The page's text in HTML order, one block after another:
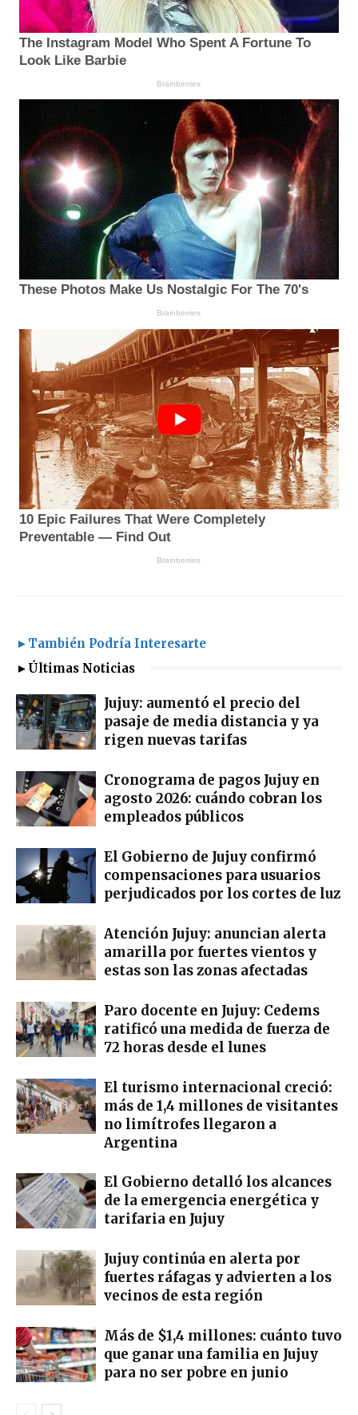
►También Podría Interesarte
►Últimas Noticias
Jujuy: aumentó el precio del
pasaje de media distancia y ya
rigen nuevas tarifas
Cronograma de pagos Jujuy en
agosto 2026: cuándo cobran los
empleados públicos
El Gobierno de Jujuy confirmó
compensaciones para usuarios
perjudicados por los cortes de luz
Atención Jujuy: anuncian alerta
amarilla por fuertes vientos y
estas son las zonas afectadas
Paro docente en Jujuy: Cedems
ratificó una medida de fuerza de
72 horas desde el lunes
El turismo internacional creció:
más de 1,4 millones de visitantes
no limítrofes llegaron a
Argentina
El Gobierno detalló los alcances
de la emergencia energética y
tarifaria en Jujuy
Jujuy continúa en alerta por
fuertes ráfagas y advierten a los
vecinos de esta región
Más de $1,4 millones: cuánto tuvo
que ganar una familia en Jujuy
para no ser pobre en junio